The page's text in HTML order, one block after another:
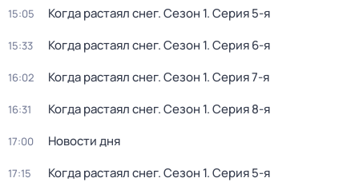
15:05 Когда растаял снег. Сезон 1. Серия 5-я
15:33 Когда растаял снег. Сезон 1. Серия 6-я
16:02 Когда растаял снег. Сезон 1. Серия 7-я
16:31 Когда растаял снег. Сезон 1. Серия 8-я
17:00 Новости дня
17:15 Когда растаял снег. Сезон 1. Серия 5-я